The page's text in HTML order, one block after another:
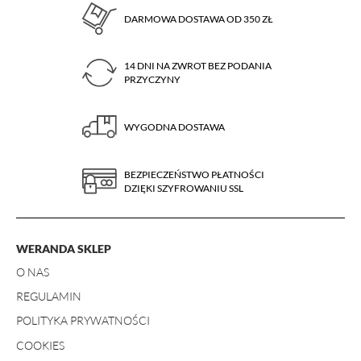
DARMOWA DOSTAWA OD 350 ZŁ
14 DNI NA ZWROT BEZ PODANIA
PRZYCZYNY
WYGODNA DOSTAWA
BEZPIECZEŃSTWO PŁATNOŚCI
DZIĘKI SZYFROWANIU SSL
WERANDA SKLEP
O NAS
REGULAMIN
POLITYKA PRYWATNOŚCI
COOKIES